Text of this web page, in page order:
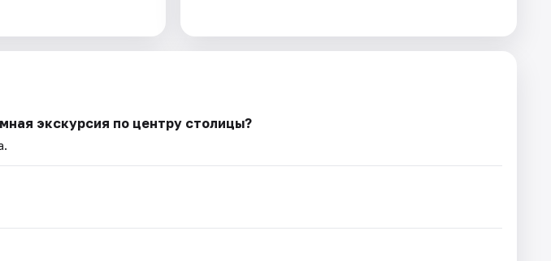
экскурсия по центру столицы?